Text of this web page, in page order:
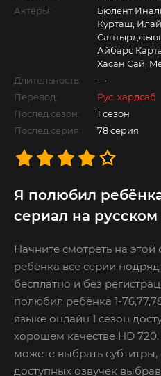
Актёры:
Бюлент
Курташ,
Айбарс
Хасан Сай,
Длительность:
—
Перевод:
Рус. хардсаб
Послед.сезон:
1 сезон
Послед.серия:
78 серия
Я полюбил
сериал на русском
Начните смотреть на
ребёнка все серии
бесплатно и без
полюбил ребёнка 1-
языке онлайн 1 сезон
хорошем качестве HD
можете выбрать
доступных озвучек